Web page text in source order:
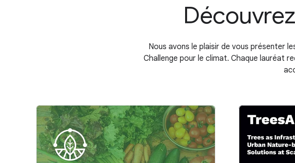
Nous avons le plaisir de vous présenter
Challenge pour le climat. Chaque